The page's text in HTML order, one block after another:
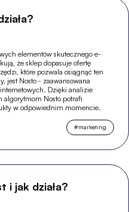
elementów skutecznego e-
że sklep dopasuje ofertę
które pozwala osiągnąć ten
jest Nosto - zaawansowana
Dzięki analizie
Nosto potrafi
w odpowiednim momencie.
#marketing
i jak działa?